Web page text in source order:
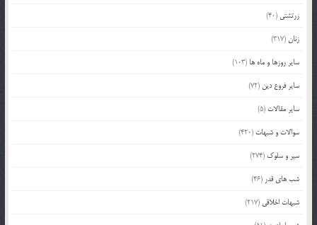
زرتشتی (40)
زنان(317)
سایر روزها و ماه ها (103)
سایر فروع دین (72)
سایر مقالات (5)
سوالات و شبهات (420)
سیر و سلوک (274)
شب های قدر (46)
شبهات اخلاقی (217)